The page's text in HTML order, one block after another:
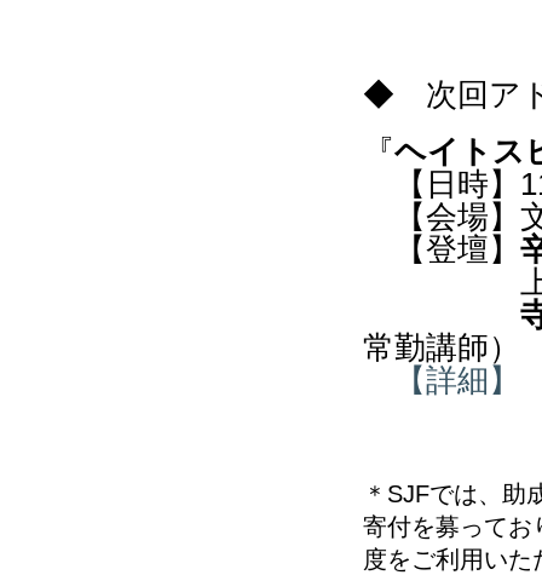
◆ 次回ア
『ヘイトス
【日時】
【会場】
【登壇】
上村 英
常勤講師）
【詳細
＊SJFでは、助
寄付を募ってお
度をご利用いた